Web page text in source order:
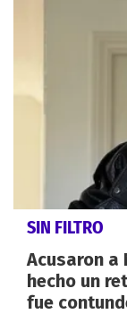
SIN FILTRO
Acusaron a
hecho un
fue